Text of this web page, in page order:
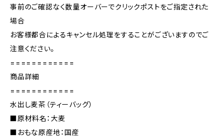
事前のご確認なく数量オーバーでクリックポストをご指定された
場合
お客様都合によるキャンセル処理をすることがございますのでご
注意ください。
============
商品詳細
============
水出し麦茶（ティーバッグ）
■原材料名：大麦
■おもな原産地：国産